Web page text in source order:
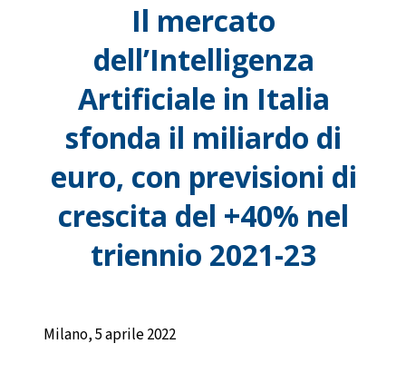
Il mercato
dell’Intelligenza
Artificiale in Italia
sfonda il miliardo di
euro, con previsioni di
crescita del +40% nel
triennio 2021-23
Milano, 5 aprile 2022